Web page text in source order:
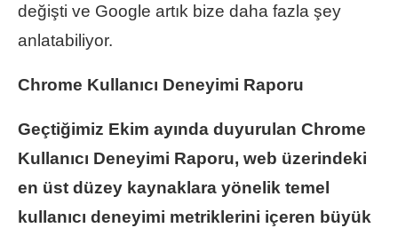
değişti ve Google artık bize daha fazla şey
anlatabiliyor.
Chrome Kullanıcı Deneyimi Raporu
Geçtiğimiz Ekim ayında duyurulan Chrome
Kullanıcı Deneyimi Raporu, web üzerindeki
en üst düzey kaynaklara yönelik temel
kullanıcı deneyimi metriklerini içeren büyük